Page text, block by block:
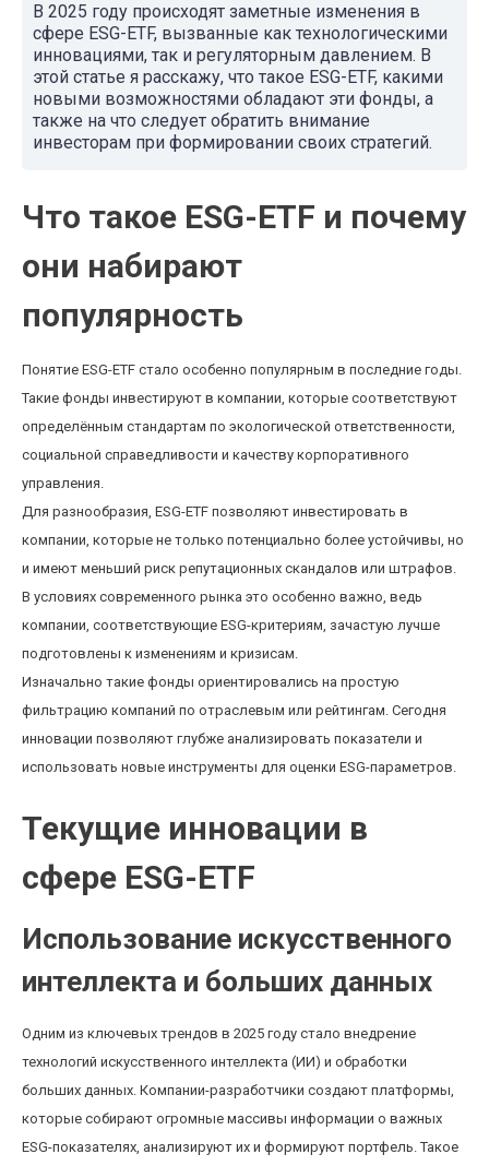
В 2025 году происходят заметные изменения в
сфере ESG-ETF, вызванные как технологическими
инновациями, так и регуляторным давлением. В
этой статье я расскажу, что такое ESG-ETF, какими
новыми возможностями обладают эти фонды, а
также на что следует обратить внимание
инвесторам при формировании своих стратегий.
Что такое ESG-ETF и почему
они набирают
популярность
Понятие ESG-ETF стало особенно популярным в последние годы.
Такие фонды инвестируют в компании, которые соответствуют
определённым стандартам по экологической ответственности,
социальной справедливости и качеству корпоративного
управления.
Для разнообразия, ESG-ETF позволяют инвестировать в
компании, которые не только потенциально более устойчивы, но
и имеют меньший риск репутационных скандалов или штрафов.
В условиях современного рынка это особенно важно, ведь
компании, соответствующие ESG-критериям, зачастую лучше
подготовлены к изменениям и кризисам.
Изначально такие фонды ориентировались на простую
фильтрацию компаний по отраслевым или рейтингам. Сегодня
инновации позволяют глубже анализировать показатели и
использовать новые инструменты для оценки ESG-параметров.
Текущие инновации в
сфере ESG-ETF
Использование искусственного
интеллекта и больших данных
Одним из ключевых трендов в 2025 году стало внедрение
технологий искусственного интеллекта (ИИ) и обработки
больших данных. Компании-разработчики создают платформы,
которые собирают огромные массивы информации о важных
ESG-показателях, анализируют их и формируют портфель. Такое